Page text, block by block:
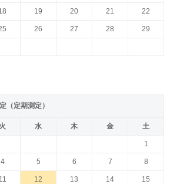
19 20 21 22
26 27 28 29
（定期測定）
火 水 木 金 土
1
4 5 6 7 8
11 12 13 14 15